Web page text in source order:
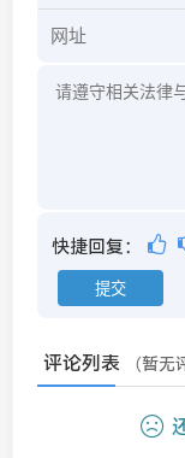
快捷回复：
评论列表 （暂无